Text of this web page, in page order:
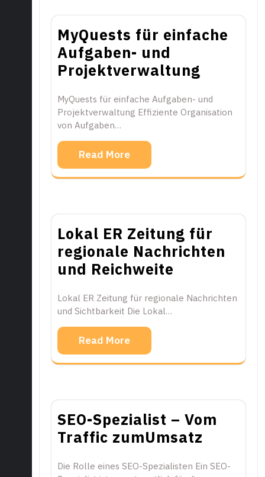
MyQuests für einfache
Aufgaben- und
Projektverwaltung
MyQuests für einfache Aufgaben- und
Projektverwaltung Effiziente Organisation
von Aufgaben…
Read More
Lokal ER Zeitung für
regionale Nachrichten
und Reichweite
Lokal ER Zeitung für regionale Nachrichten
und Sichtbarkeit Die Lokal…
Read More
SEO-Spezialist – Vom
Traffic zumUmsatz
Die Rolle eines SEO-Spezialisten Ein SEO-